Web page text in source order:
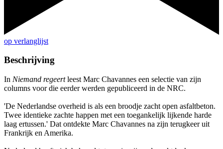
op verlanglijst
Beschrijving
In Niemand regeertleest Marc Chavannes een selectie van zijn
columns voor die eerder werden gepubliceerd in de NRC.
'De Nederlandse overheid is als een broodje zacht open asfaltbeton.
Twee identieke zachte happen met een toegankelijk lijkende harde
laag ertussen.' Dat ontdekte Marc Chavannes na zijn terugkeer uit
Frankrijk en Amerika.